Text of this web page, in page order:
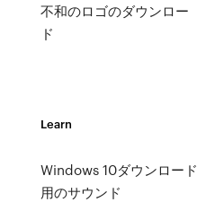
不和のロゴのダウンロー
ド
Learn
Windows 10ダウンロード
用のサウンド